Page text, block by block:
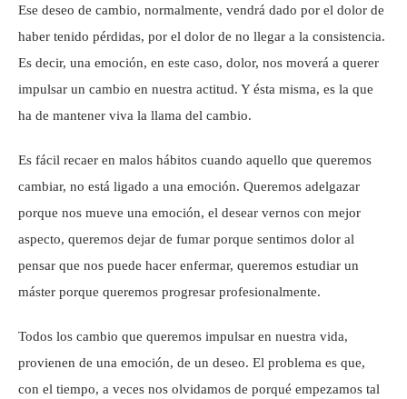
Ese deseo de cambio, normalmente, vendrá dado por el dolor de
haber tenido pérdidas, por el dolor de no llegar a la consistencia.
Es decir, una emoción, en este caso, dolor, nos moverá a querer
impulsar un cambio en nuestra actitud. Y ésta misma, es la que
ha de mantener viva la llama del cambio.
Es fácil recaer en malos hábitos cuando aquello que queremos
cambiar, no está ligado a una emoción. Queremos adelgazar
porque nos mueve una emoción, el desear vernos con mejor
aspecto, queremos dejar de fumar porque sentimos dolor al
pensar que nos puede hacer enfermar, queremos estudiar un
máster porque queremos progresar profesionalmente.
Todos los cambio que queremos impulsar en nuestra vida,
provienen de una emoción, de un deseo. El problema es que,
con el tiempo, a veces nos olvidamos de porqué empezamos tal